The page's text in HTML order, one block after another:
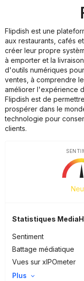
Flipdish est une
aux restaurants, cafés
créer leur propre
à emporter et la
d'outils numériques
ventes, à comprendre
améliorer l'expérience
Flipdish est de
prospérer dans le
technologie pour
clients.
Statistiques
Sentiment
Battage médiatique
Vues sur xIPOmeter
Plus